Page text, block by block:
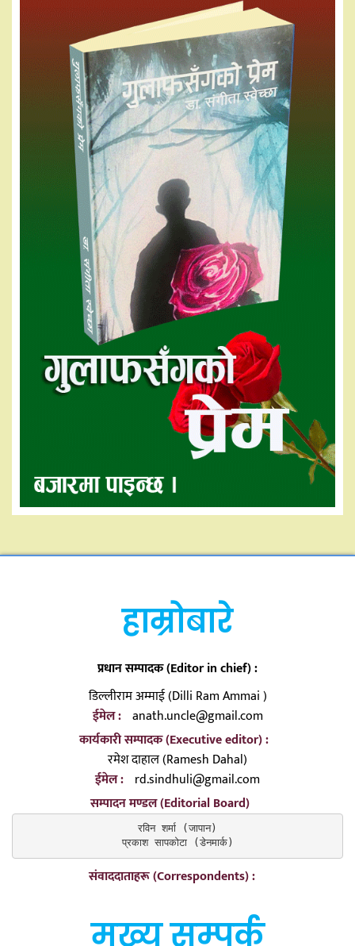
हाम्रोबारे
प्रधान सम्पादक (Editor in chief) :
डिल्लीराम अम्माई (Dilli Ram Ammai )
ईमेल : anath.uncle@gmail.com
कार्यकारी सम्पादक (Executive editor) :
रमेश दाहाल (Ramesh Dahal)
ईमेल : rd.sindhuli@gmail.com
सम्पादन मण्डल (Editorial Board)
रविन शर्मा (जापान)
प्रकाश सापकोटा (डेनमार्क)
संवाददाताहरू (Correspondents) :
मुख्य सम्पर्क